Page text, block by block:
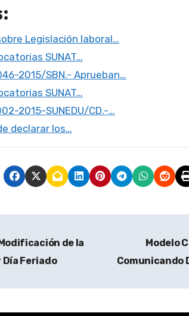
Legislación laboral…
SUNAT…
2015/SBN.- Aprueban…
SUNAT…
2015-SUNEDU/CD.-…
declarar los…
de la
Feriado
Modelo
Comunicando